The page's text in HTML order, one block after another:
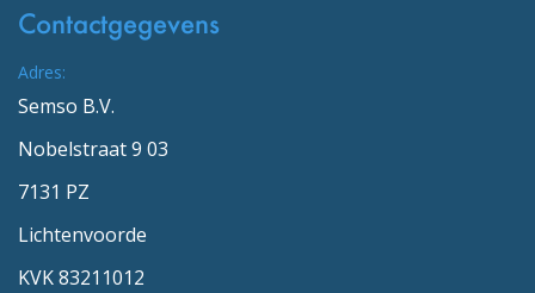
Contactgegevens
Adres:
Semso B.V.
Nobelstraat 9 03
7131 PZ
Lichtenvoorde
KVK 83211012